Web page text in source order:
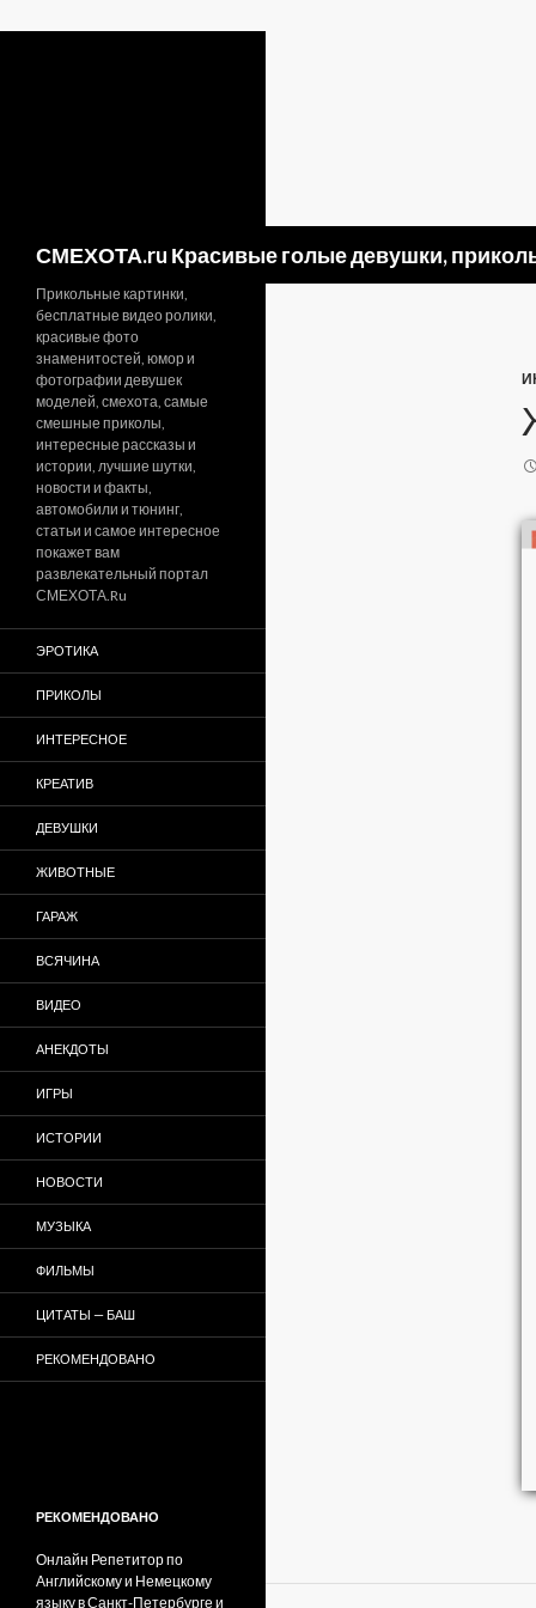
СМЕХОТА.ru Красивые голые девушки,
Прикольные картинки,
бесплатные видео ролики,
красивые фото
знаменитостей, юмор и
фотографии девушек
моделей, смехота, самые
смешные приколы,
интересные рассказы и
истории, лучшие шутки,
новости и факты,
автомобили и тюнинг,
статьи и самое интересное
покажет вам
развлекательный портал
СМЕХОТА.Ru
ЭРОТИКА
ПРИКОЛЫ
ИНТЕРЕСНОЕ
КРЕАТИВ
ДЕВУШКИ
ЖИВОТНЫЕ
ГАРАЖ
ВСЯЧИНА
ВИДЕО
АНЕКДОТЫ
ИГРЫ
ИСТОРИИ
НОВОСТИ
МУЗЫКА
ФИЛЬМЫ
ЦИТАТЫ — БАШ
РЕКОМЕНДОВАНО
РЕКОМЕНДОВАНО
Онлайн Репетитор по
Английскому и Немецкому
языку в Санкт-Петербурге и